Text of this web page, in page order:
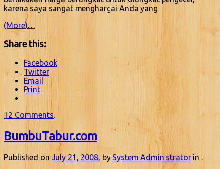
karena saya sangat menghargai Anda yang
(More)…
Share this:
Facebook
Twitter
Email
Print
12 Comments.
BumbuTabur.com
Published on July 21, 2008, by System Administratorin .